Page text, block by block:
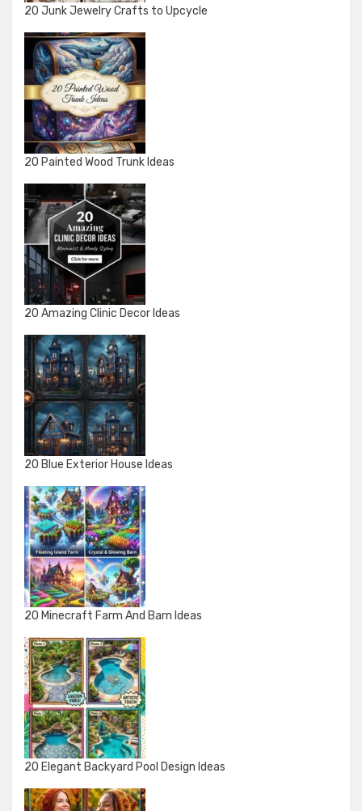
20 Junk Jewelry Crafts to Upcycle
20 Painted Wood Trunk Ideas
20 Amazing Clinic Decor Ideas
20 Blue Exterior House Ideas
20 Minecraft Farm And Barn Ideas
20 Elegant Backyard Pool Design Ideas